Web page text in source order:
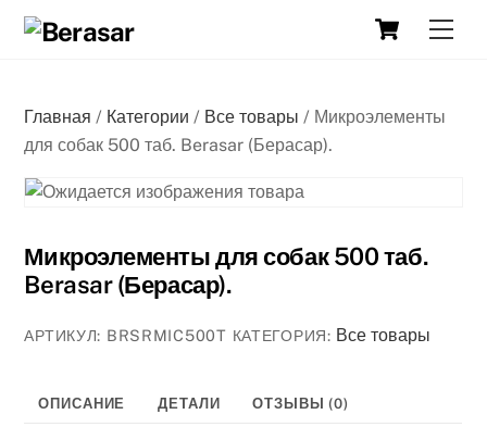
Skip
Cart
Главная / Категории / Все товары / Микроэлементы
для собак 500 таб. Berasar (Берасар).
Микроэлементы для собак 500 таб.
Berasar (Берасар).
АРТИКУЛ: BRSRMIC500T КАТЕГОРИЯ: Все товары
ОПИСАНИЕ ДЕТАЛИ ОТЗЫВЫ (0)